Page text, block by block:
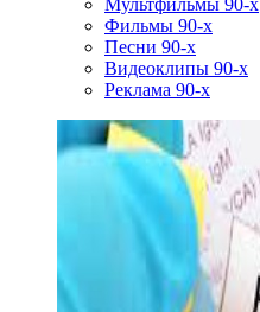
Мультфильмы 90-х
Фильмы 90-х
Песни 90-х
Видеоклипы 90-х
Реклама 90-х